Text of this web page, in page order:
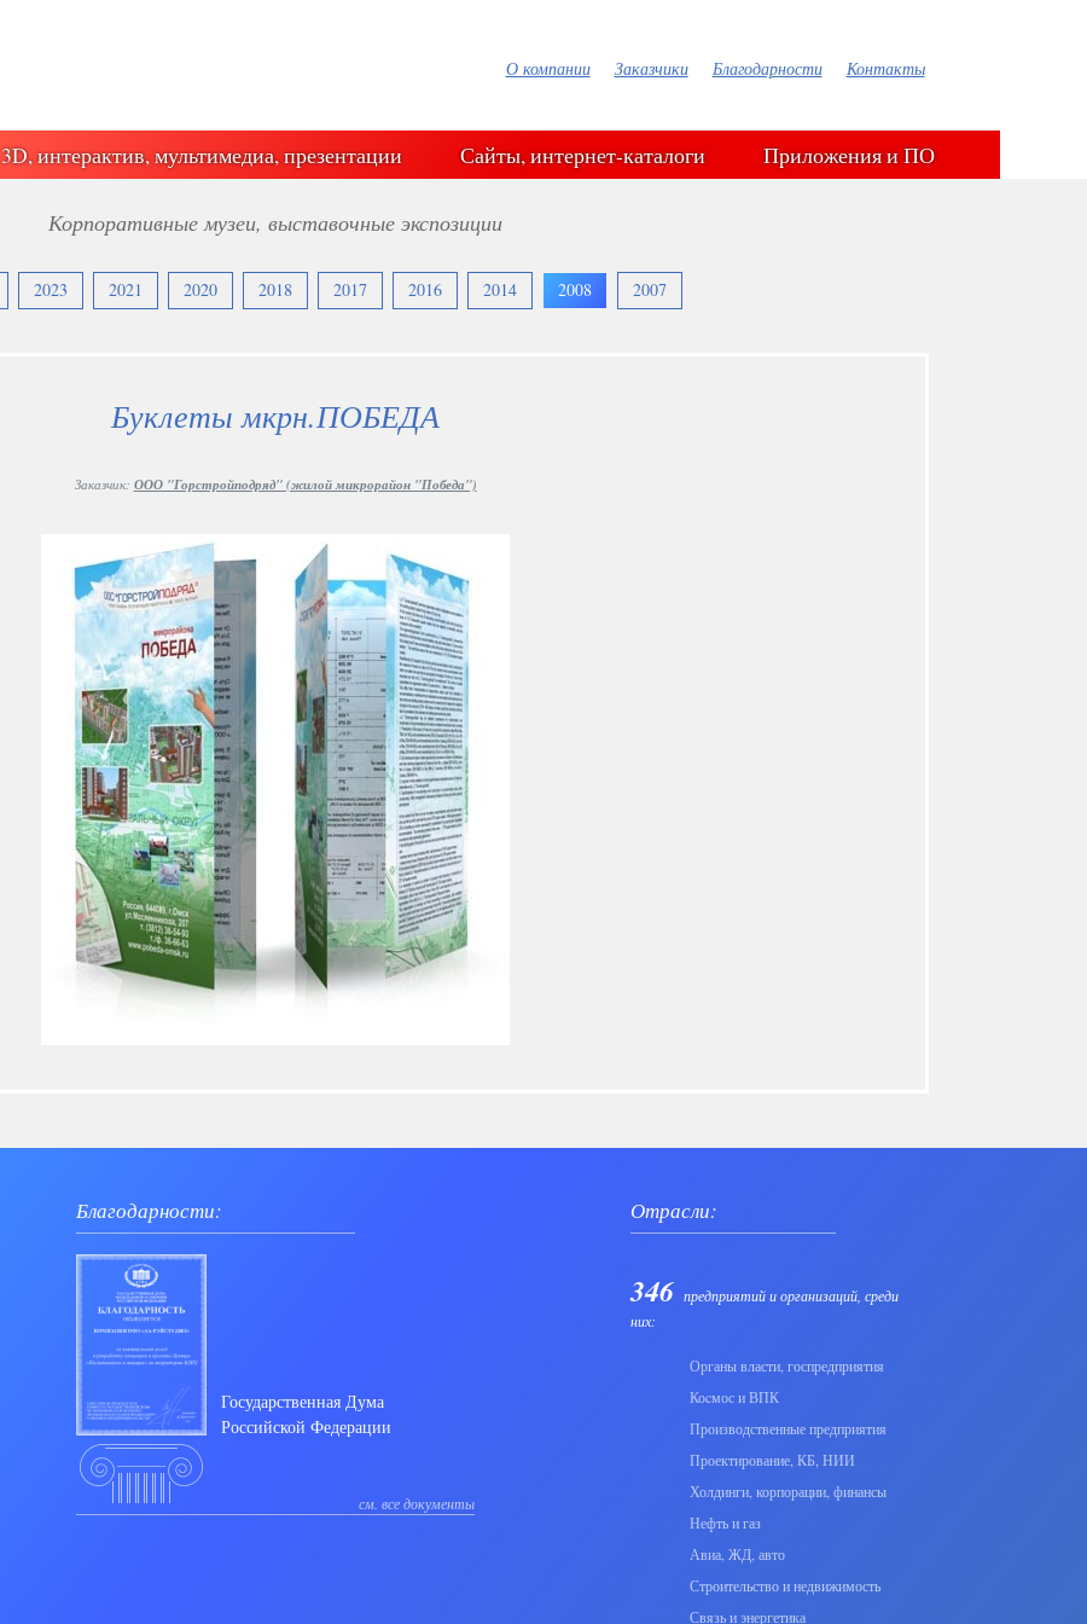
О компании Заказчики Благодарности Контакты
3D, интерактив, мультимедиа, презентации Сайты, интернет-каталоги Приложения и ПО
Корпоративные музеи, выставочные экспозиции
2023 2021 2020 2018 2017 2016 2014 2008 2007
Буклеты мкрн.ПОБЕДА
Заказчик: ООО "Горстройподряд" (жилой микрорайон "Победа")
Благодарности:
Государственная Дума
Российской Федерации
см. все документы
Отрасли:
346 предприятий и организаций, среди
них:
Органы власти, госпредприятия
Коcмос и ВПК
Производственные предприятия
Проектирование, КБ, НИИ
Холдинги, корпорации, финансы
Нефть и газ
Авиа, ЖД, авто
Строительство и недвижимость
Связь и энергетика